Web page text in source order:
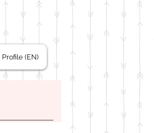
Profile (EN)